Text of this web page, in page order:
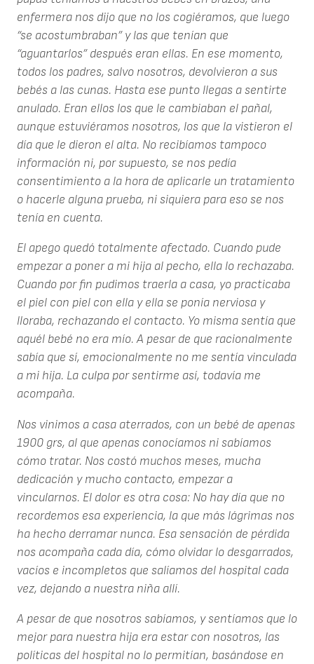
enfermera nos dijo que no los cogiéramos, que luego
“se acostumbraban” y las que tenían que
“aguantarlos” después eran ellas. En ese momento,
todos los padres, salvo nosotros, devolvieron a sus
bebés a las cunas. Hasta ese punto llegas a sentirte
anulado. Eran ellos los que le cambiaban el pañal,
aunque estuviéramos nosotros, los que la vistieron el
día que le dieron el alta. No recibíamos tampoco
información ni, por supuesto, se nos pedía
consentimiento a la hora de aplicarle un tratamiento
o hacerle alguna prueba, ni siquiera para eso se nos
tenía en cuenta.
El apego quedó totalmente afectado. Cuando pude
empezar a poner a mi hija al pecho, ella lo rechazaba.
Cuando por fin pudimos traerla a casa, yo practicaba
el piel con piel con ella y ella se ponía nerviosa y
lloraba, rechazando el contacto. Yo misma sentía que
aquél bebé no era mío. A pesar de que racionalmente
sabía que sí, emocionalmente no me sentía vinculada
a mi hija. La culpa por sentirme así, todavía me
acompaña.
Nos vinimos a casa aterrados, con un bebé de apenas
1900 grs, al que apenas conocíamos ni sabíamos
cómo tratar. Nos costó muchos meses, mucha
dedicación y mucho contacto, empezar a
vincularnos. El dolor es otra cosa: No hay día que no
recordemos esa experiencia, la que más lágrimas nos
ha hecho derramar nunca. Esa sensación de pérdida
nos acompaña cada día, cómo olvidar lo desgarrados,
vacíos e incompletos que salíamos del hospital cada
vez, dejando a nuestra niña allí.
A pesar de que nosotros sabíamos, y sentíamos que lo
mejor para nuestra hija era estar con nosotros, las
políticas del hospital no lo permitían, basándose en